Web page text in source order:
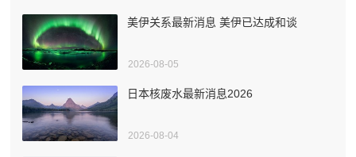
美伊关系最新消息 美伊已达成和谈
2026-08-05
日本核废水最新消息2026
2026-08-04